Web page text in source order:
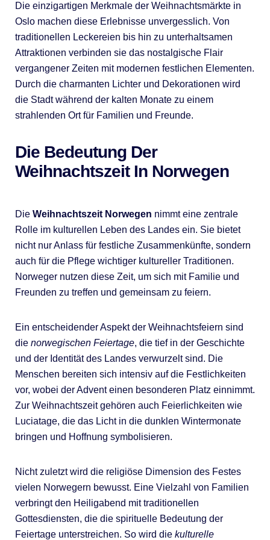
Die einzigartigen Merkmale der Weihnachtsmärkte in
Oslo machen diese Erlebnisse unvergesslich. Von
traditionellen Leckereien bis hin zu unterhaltsamen
Attraktionen verbinden sie das nostalgische Flair
vergangener Zeiten mit modernen festlichen Elementen.
Durch die charmanten Lichter und Dekorationen wird
die Stadt während der kalten Monate zu einem
strahlenden Ort für Familien und Freunde.
Die Bedeutung Der
Weihnachtszeit In Norwegen
Die Weihnachtszeit Norwegen nimmt eine zentrale
Rolle im kulturellen Leben des Landes ein. Sie bietet
nicht nur Anlass für festliche Zusammenkünfte, sondern
auch für die Pflege wichtiger kultureller Traditionen.
Norweger nutzen diese Zeit, um sich mit Familie und
Freunden zu treffen und gemeinsam zu feiern.
Ein entscheidender Aspekt der Weihnachtsfeiern sind
die norwegischen Feiertage, die tief in der Geschichte
und der Identität des Landes verwurzelt sind. Die
Menschen bereiten sich intensiv auf die Festlichkeiten
vor, wobei der Advent einen besonderen Platz einnimmt.
Zur Weihnachtszeit gehören auch Feierlichkeiten wie
Luciatage, die das Licht in die dunklen Wintermonate
bringen und Hoffnung symbolisieren.
Nicht zuletzt wird die religiöse Dimension des Festes
vielen Norwegern bewusst. Eine Vielzahl von Familien
verbringt den Heiligabend mit traditionellen
Gottesdiensten, die die spirituelle Bedeutung der
Feiertage unterstreichen. So wird die kulturelle